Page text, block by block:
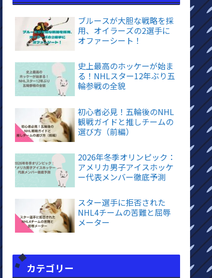
ブルースが大胆な戦略を採
用、オイラーズの2選手に
オファーシート！
史上最高のホッケーが始ま
る！NHLスター12年ぶり五
輪参戦の全貌
初心者必見！五輪後のNHL
観戦ガイドと推しチームの
選び方（前編）
2026年冬季オリンピック：
アメリカ男子アイスホッケ
ー代表メンバー徹底予測
スター選手に拒否された
NHL4チームの苦難と屈辱
メーター
カテゴリー